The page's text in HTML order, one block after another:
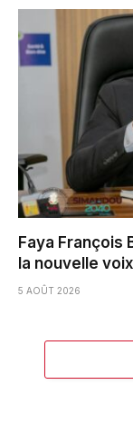
Faya François
la nouvelle
5 AOÛT 2026